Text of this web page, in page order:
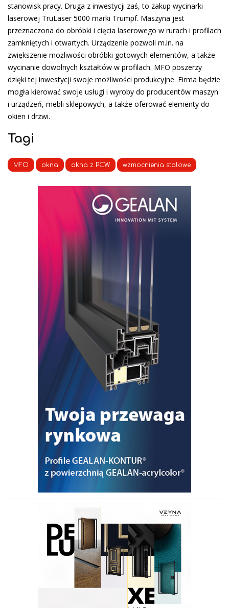
stanowisk pracy. Druga z inwestycji zaś, to zakup wycinarki
laserowej TruLaser 5000 marki Trumpf. Maszyna jest
przeznaczona do obróbki i cięcia laserowego w rurach i profilach
zamkniętych i otwartych. Urządzenie pozwoli m.in. na
zwiększenie możliwości obróbki gotowych elementów, a także
wycinanie dowolnych kształtów w profilach. MFO poszerzy
dzięki tej inwestycji swoje możliwości produkcyjne. Firma będzie
mogła kierować swoje usługi i wyroby do producentów maszyn
i urządzeń, mebli sklepowych, a także oferować elementy do
okien i drzwi.
Tagi
MFO okna okna z PCW wzmocnienia stalowe